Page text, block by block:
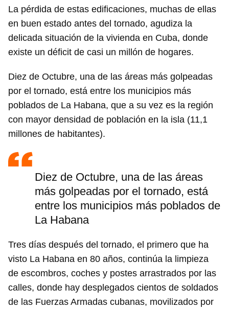
La pérdida de estas edificaciones, muchas de ellas
en buen estado antes del tornado, agudiza la
delicada situación de la vivienda en Cuba, donde
existe un déficit de casi un millón de hogares.
Diez de Octubre, una de las áreas más golpeadas
por el tornado, está entre los municipios más
poblados de La Habana, que a su vez es la región
con mayor densidad de población en la isla (11,1
millones de habitantes).
Diez de Octubre, una de las áreas
más golpeadas por el tornado, está
entre los municipios más poblados de
La Habana
Tres días después del tornado, el primero que ha
visto La Habana en 80 años, continúa la limpieza
de escombros, coches y postes arrastrados por las
calles, donde hay desplegados cientos de soldados
de las Fuerzas Armadas cubanas, movilizados por